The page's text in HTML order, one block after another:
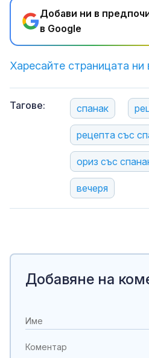
Добави ни в
в Google
Харесайте страницата
Тагове: спанак
рецепта със
ориз със
вечеря
Добавяне на